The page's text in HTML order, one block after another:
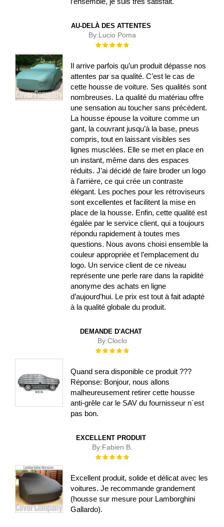
AU-DELÀ DES ATTENTES
By:Lucio Poma
Évaluation :
Il arrive parfois qu’un produit dépasse nos
attentes par sa qualité. C’est le cas de
cette housse de voiture. Ses qualités sont
nombreuses. La qualité du matériau offre
une sensation au toucher sans précédent.
La housse épouse la voiture comme un
gant, la couvrant jusqu’à la base, pneus
compris, tout en laissant visibles ses
lignes musclées. Elle se met en place en
un instant, même dans des espaces
réduits. J’ai décidé de faire broder un logo
à l’arrière, ce qui crée un contraste
élégant. Les poches pour les rétroviseurs
sont excellentes et facilitent la mise en
place de la housse. Enfin, cette qualité est
égalée par le service client, qui a toujours
répondu rapidement à toutes mes
questions. Nous avons choisi ensemble la
couleur appropriée et l’emplacement du
logo. Un service client de ce niveau
représente une perle rare dans la rapidité
anonyme des achats en ligne
d’aujourd’hui. Le prix est tout à fait adapté
à la qualité globale du produit.
DEMANDE D'ACHAT
By:Cloclo
Évaluation :
Quand sera disponible ce produit ???
Réponse: Bonjour, nous allons
malheureusement retirer cette housse
anti-grêle car le SAV du fournisseur n´est
pas bon.
EXCELLENT PRODUIT
By:Fabien B.
Évaluation :
Excellent produit, solide et délicat avec les
voitures. Je recommande grandement
(housse sur mesure pour Lamborghini
Gallardo).